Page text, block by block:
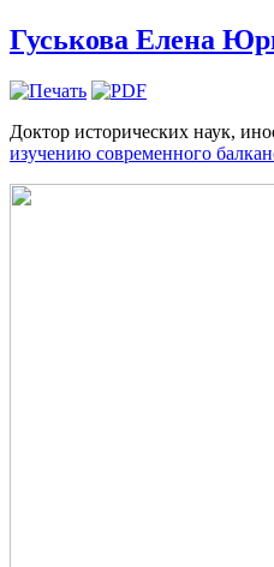
Гуськова Елена
Доктор исторических наук,
изучению современного